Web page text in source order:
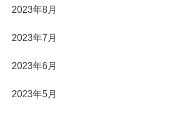
2023年8月
2023年7月
2023年6月
2023年5月